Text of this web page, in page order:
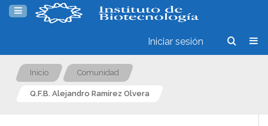
Iniciar sesión
Inicio Comunidad
Q.F.B. Alejandro Ramirez Olvera